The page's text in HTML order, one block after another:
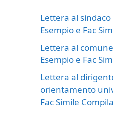
Lettera al
Esempio e Fac
Lettera al
Esempio e Fac
Lettera al
orientamento
Fac Simile